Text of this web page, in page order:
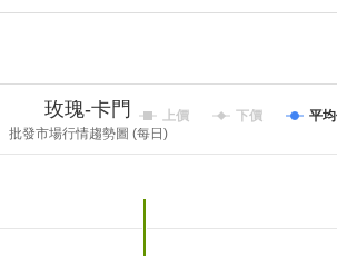
玫瑰-卡門
批發市場行情趨勢圖 (每日)
上價 下價 平